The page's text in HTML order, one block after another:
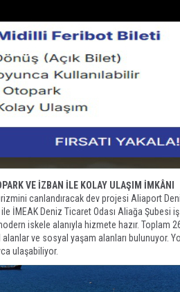
VE İZBAN İLE KOLAY ULAŞIM İMKÂNI
canlandıracak dev projesi Aliaport
İMEAK Deniz Ticaret Odası Aliağa Şubesi
iskele alanıyla hizmete hazır. Toplam
ve sosyal yaşam alanları bulunuyor.
ulaşabiliyor.